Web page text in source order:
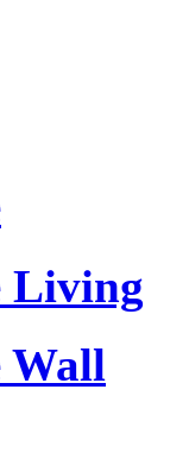
Living
Wall